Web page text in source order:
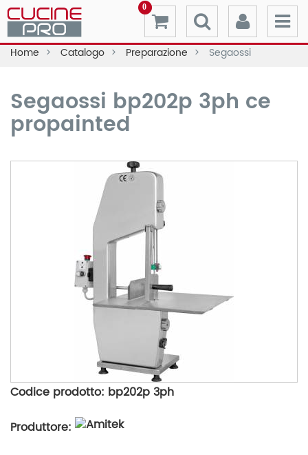
0
Home Catalogo Preparazione Segaossi
Segaossi bp202p 3ph ce
propainted
Codice prodotto: bp202p 3ph
Produttore: